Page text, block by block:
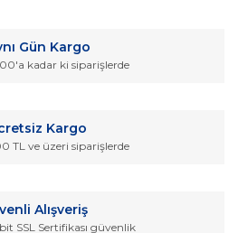
Yorum Yaz
veya görüntülenemiyor.
daha pahalı.
Gün Kargo
kadar ki siparişlerde
Kargo
TL ve üzeri siparişlerde
Alışveriş
SSL Sertifikası güvenlik